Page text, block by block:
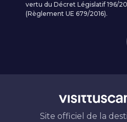
vertu du Décret Législatif 196/
(Règlement UE 679/2016).
Site officiel de la